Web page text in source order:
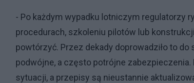
- Po każdym wypadku lotniczym regulatorzy
procedurach, szkoleniu pilotów lub
powtórzyć. Przez dekady doprowadziło to
podwójne, a często potrójne
sytuacji, a przepisy są nieustannie